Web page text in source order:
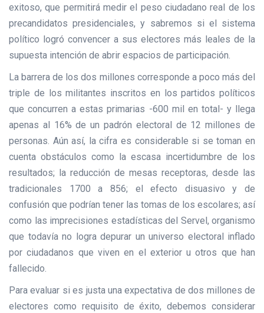
exitoso, que permitirá medir el peso ciudadano real de los
precandidatos presidenciales, y sabremos si el sistema
político logró convencer a sus electores más leales de la
supuesta intención de abrir espacios de participación.
La barrera de los dos millones corresponde a poco más del
triple de los militantes inscritos en los partidos políticos
que concurren a estas primarias -600 mil en total- y llega
apenas al 16% de un padrón electoral de 12 millones de
personas. Aún así, la cifra es considerable si se toman en
cuenta obstáculos como la escasa incertidumbre de los
resultados; la reducción de mesas receptoras, desde las
tradicionales 1700 a 856; el efecto disuasivo y de
confusión que podrían tener las tomas de los escolares; así
como las imprecisiones estadísticas del Servel, organismo
que todavía no logra depurar un universo electoral inflado
por ciudadanos que viven en el exterior u otros que han
fallecido.
Para evaluar si es justa una expectativa de dos millones de
electores como requisito de éxito, debemos considerar